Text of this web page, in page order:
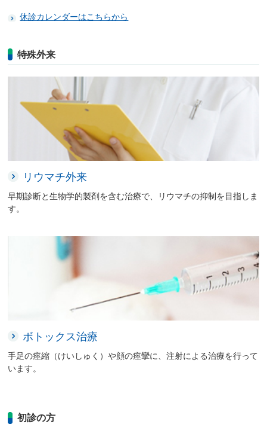
休診カレンダーはこちらから
特殊外来
リウマチ外来
早期診断と生物学的製剤を含む治療で、リウマチの抑制を目指しま
す。
ボトックス治療
手足の痙縮（けいしゅく）や顔の痙攣に、注射による治療を行って
います。
初診の方